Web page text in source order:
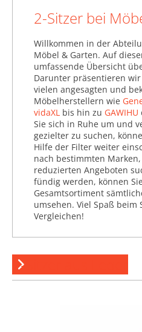
2-Sitzer bei
Willkommen in der
Möbel & Garten. Auf
umfassende Übersicht
Darunter präsentieren wir
vielen angesagten und
Möbelherstellern wie
vidaXL bis hin zu GAWIHU
Sie sich in Ruhe um und
gezielter zu suchen,
Hilfe der Filter weiter
nach bestimmten
reduzierten Angeboten
fündig werden, können
Gesamtsortiment
umsehen. Viel Spaß beim
Vergleichen!
2-Sitzer aus Leder